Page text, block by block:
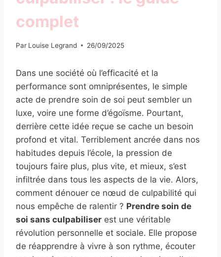
complet
Par Louise Legrand 26/09/2025
Dans une société où l’efficacité et la
performance sont omniprésentes, le simple
acte de prendre soin de soi peut sembler un
luxe, voire une forme d’égoïsme. Pourtant,
derrière cette idée reçue se cache un besoin
profond et vital. Terriblement ancrée dans nos
habitudes depuis l’école, la pression de
toujours faire plus, plus vite, et mieux, s’est
infiltrée dans tous les aspects de la vie. Alors,
comment dénouer ce nœud de culpabilité qui
nous empêche de ralentir ? Prendre soin de
soi sans culpabiliser est une véritable
révolution personnelle et sociale. Elle propose
de réapprendre à vivre à son rythme, écouter